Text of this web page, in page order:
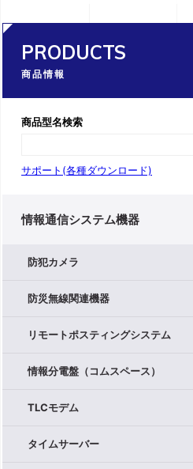
PRODUCTS
商品情報
商品型名検索
サポート(各種ダウンロード)
情報通信システム機器
防犯カメラ
防災無線関連機器
リモートポスティングシステム
情報分電盤（コムスペース）
TLCモデム
タイムサーバー